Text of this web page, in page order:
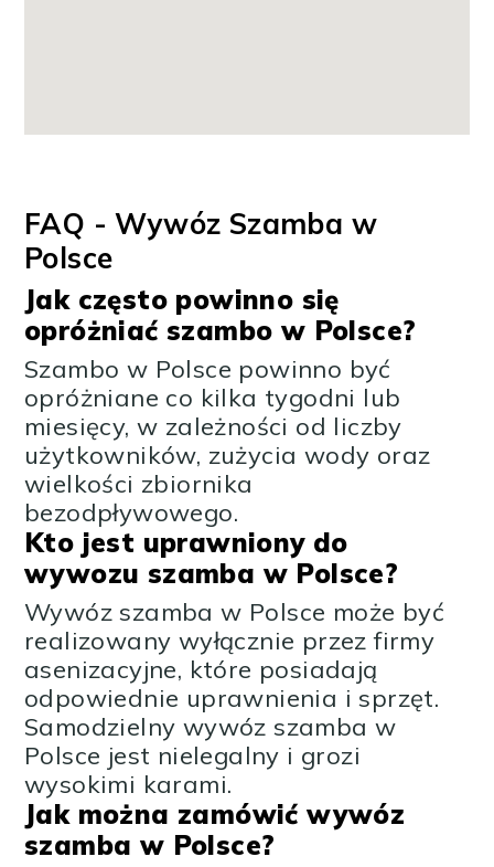
FAQ - Wywóz Szamba w
Polsce
Jak często powinno się
opróżniać szambo w Polsce?
Szambo w Polsce powinno być
opróżniane co kilka tygodni lub
miesięcy, w zależności od liczby
użytkowników, zużycia wody oraz
wielkości zbiornika
bezodpływowego.
Kto jest uprawniony do
wywozu szamba w Polsce?
Wywóz szamba w Polsce może być
realizowany wyłącznie przez firmy
asenizacyjne, które posiadają
odpowiednie uprawnienia i sprzęt.
Samodzielny wywóz szamba w
Polsce jest nielegalny i grozi
wysokimi karami.
Jak można zamówić wywóz
szamba w Polsce?